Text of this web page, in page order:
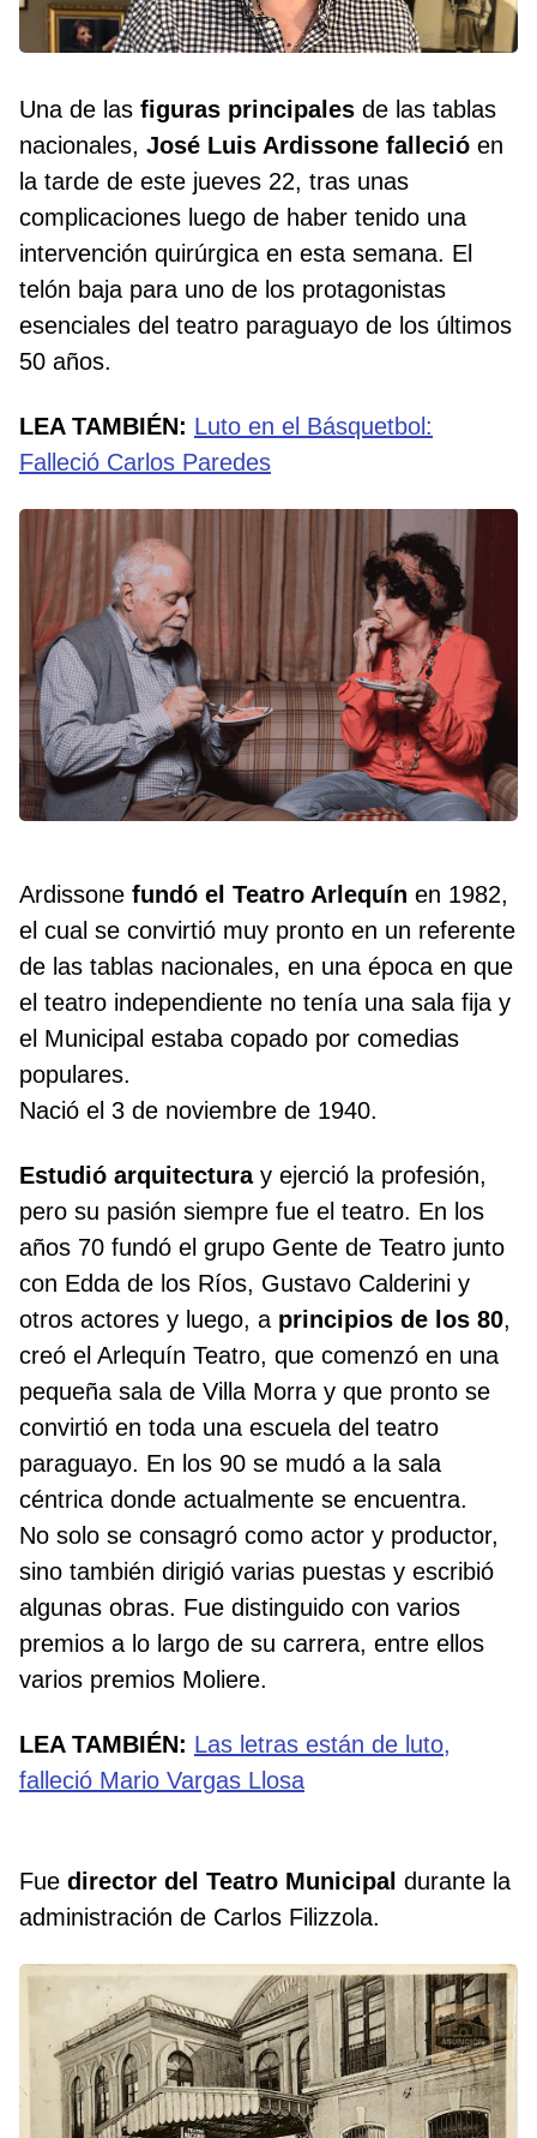
Una de las figuras principales de las tablas
nacionales, José Luis Ardissone falleció en
la tarde de este jueves 22, tras unas
complicaciones luego de haber tenido una
intervención quirúrgica en esta semana. El
telón baja para uno de los protagonistas
esenciales del teatro paraguayo de los últimos
50 años.
LEA TAMBIÉN: Luto en el Básquetbol:
Falleció Carlos Paredes
Ardissone fundó el Teatro Arlequín en 1982,
el cual se convirtió muy pronto en un referente
de las tablas nacionales, en una época en que
el teatro independiente no tenía una sala fija y
el Municipal estaba copado por comedias
populares.
Nació el 3 de noviembre de 1940.
Estudió arquitectura y ejerció la profesión,
pero su pasión siempre fue el teatro. En los
años 70 fundó el grupo Gente de Teatro junto
con Edda de los Ríos, Gustavo Calderini y
otros actores y luego, a principios de los 80,
creó el Arlequín Teatro, que comenzó en una
pequeña sala de Villa Morra y que pronto se
convirtió en toda una escuela del teatro
paraguayo. En los 90 se mudó a la sala
céntrica donde actualmente se encuentra.
No solo se consagró como actor y productor,
sino también dirigió varias puestas y escribió
algunas obras. Fue distinguido con varios
premios a lo largo de su carrera, entre ellos
varios premios Moliere.
LEA TAMBIÉN: Las letras están de luto,
falleció Mario Vargas Llosa
Fue director del Teatro Municipal durante la
administración de Carlos Filizzola.